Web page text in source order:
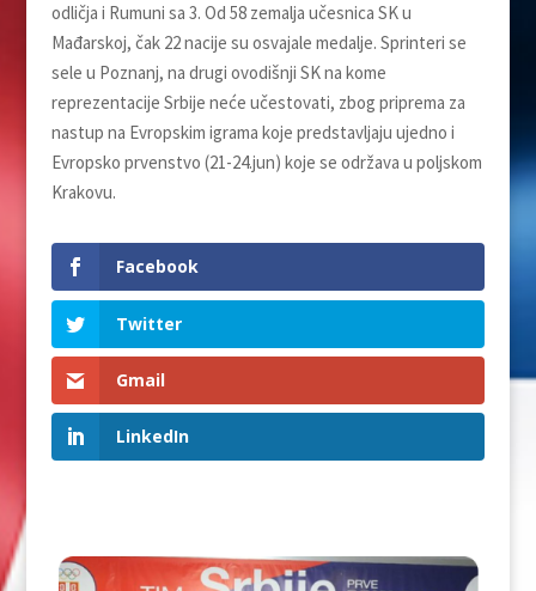
odličja i Rumuni sa 3. Od 58 zemalja učesnica SK u
Mađarskoj, čak 22 nacije su osvajale medalje. Sprinteri se
sele u Poznanj, na drugi ovodišnji SK na kome
reprezentacije Srbije neće učestovati, zbog priprema za
nastup na Evropskim igrama koje predstavljaju ujedno i
Evropsko prvenstvo (21-24.jun) koje se održava u poljskom
Krakovu.
Facebook
Twitter
Gmail
LinkedIn